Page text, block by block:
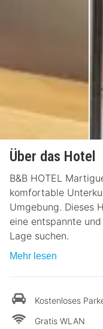
Über das Hotel
B&B HOTEL
komfortable
Umgebung. Dieses
eine entspannte
Lage suchen.
Mehr lesen
Kostenloses
Gratis WLAN